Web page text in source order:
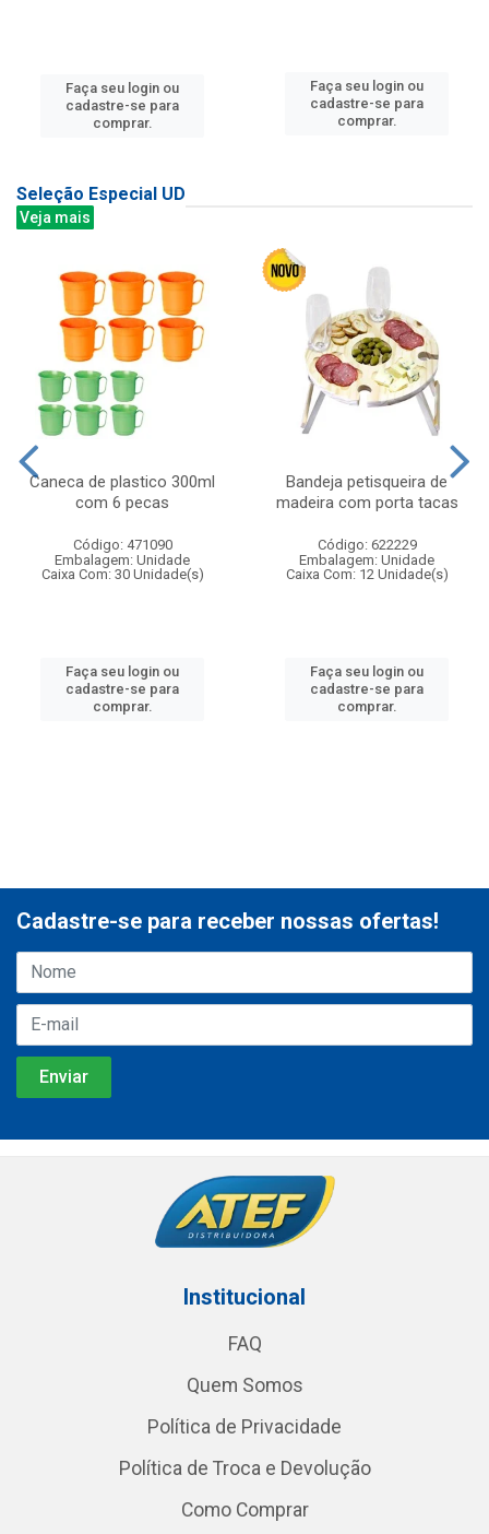
Faça seu login ou
cadastre-se para
comprar.
Faça seu login ou
cadastre-se para
comprar.
Seleção Especial UD
Veja mais
Caneca de plastico 300ml
com 6 pecas
Código: 471090
Embalagem: Unidade
Caixa Com: 30 Unidade(s)
Faça seu login ou
cadastre-se para
comprar.
Bandeja petisqueira de
madeira com porta tacas
Código: 622229
Embalagem: Unidade
Caixa Com: 12 Unidade(s)
Faça seu login ou
cadastre-se para
comprar.
Cadastre-se para receber nossas ofertas!
Institucional
FAQ
Quem Somos
Política de Privacidade
Política de Troca e Devolução
Como Comprar